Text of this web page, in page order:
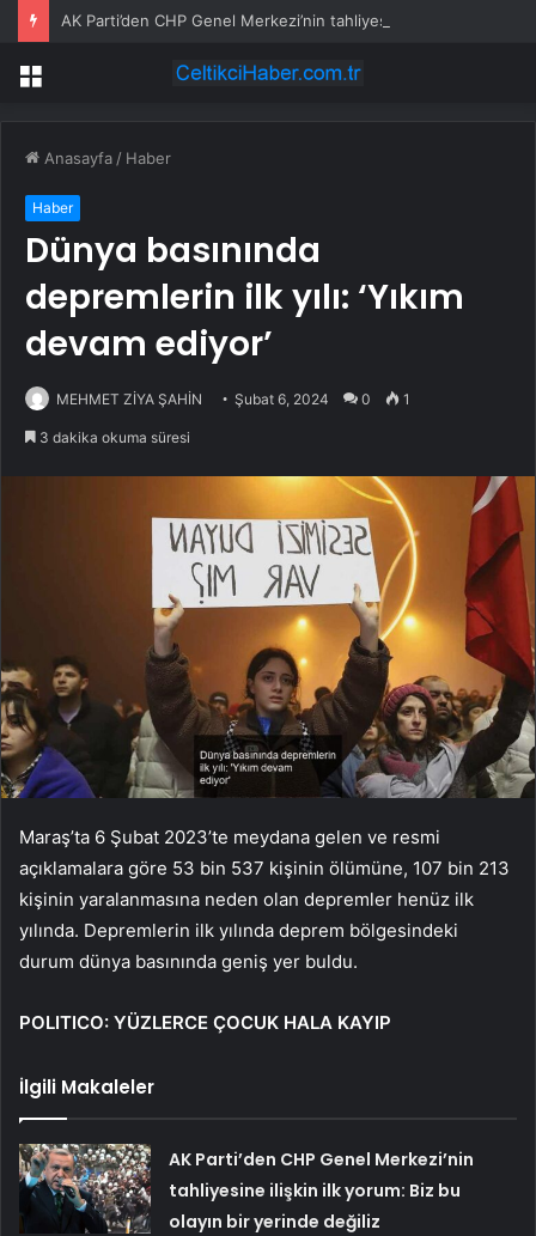
Menü
Anasayfa / Haber
Haber
Dünya basınında
depremlerin ilk yılı: ‘Yıkım
devam ediyor’
MEHMET ZİYA ŞAHİN Şubat 6, 2024 0 1
3 dakika okuma süresi
Maraş’ta 6 Şubat 2023’te meydana gelen ve resmi
açıklamalara göre 53 bin 537 kişinin ölümüne, 107 bin 213
kişinin yaralanmasına neden olan depremler henüz ilk
yılında. Depremlerin ilk yılında deprem bölgesindeki
durum dünya basınında geniş yer buldu.
POLITICO: YÜZLERCE ÇOCUK HALA KAYIP
İlgili Makaleler
AK Parti’den CHP Genel Merkezi’nin
tahliyesine ilişkin ilk yorum: Biz bu
olayın bir yerinde değiliz